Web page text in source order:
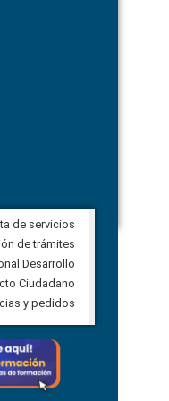
para vigilar los acuerdos,
de la Audiencia Pública
Urbina, parroquia la
2026
de servicios
de trámites
Desarrollo
Ciudadano
y pedidos